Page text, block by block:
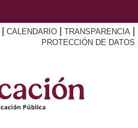
CALENDARIO TRANSPARENCIA
PROTECCIÓN DE DATOS